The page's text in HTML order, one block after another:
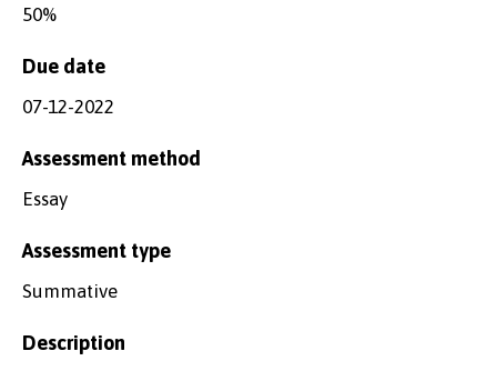
50%
Due date
07-12-2022
Assessment method
Essay
Assessment type
Summative
Description